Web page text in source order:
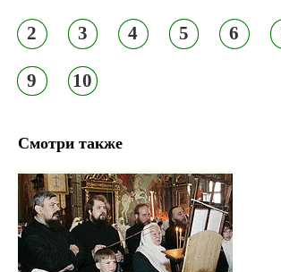
2 3 4 5 6
9 10
Смотри также